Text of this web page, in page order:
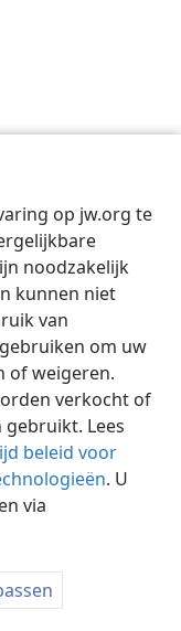
op jw.org te
noodzakelijk
kunnen niet
van
om uw
of weigeren.
verkocht of
Lees
beleid voor
. U
via
of Pennsylvania